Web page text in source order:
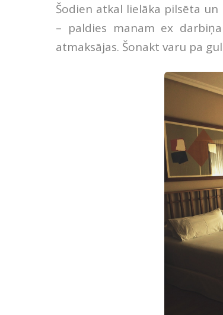
Šodien atkal lielāka pilsēta
– paldies manam ex
atmaksājas. Šonakt varu pa